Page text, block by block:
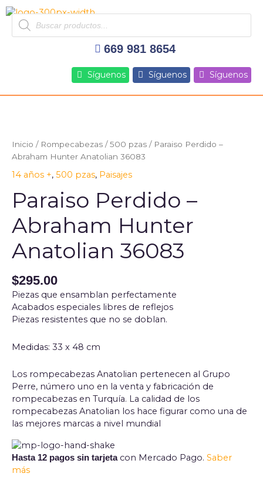
al
contenido
Products
search
669 981 8654
Síguenos Síguenos Síguenos
Inicio / Rompecabezas /500 pzas / Paraiso Perdido –
Abraham Hunter Anatolian 36083
14 años +, 500 pzas, Paisajes
Paraiso Perdido –
Abraham Hunter
Anatolian 36083
$295.00
Piezas que ensamblan perfectamente
Acabados especiales libres de reflejos
Piezas resistentes que no se doblan.
Medidas: 33 x 48 cm
Los rompecabezas Anatolian pertenecen al Grupo
Perre, número uno en la venta y fabricación de
rompecabezas en Turquía. La calidad de los
rompecabezas Anatolian los hace figurar como una de
las mejores marcas a nivel mundial
Hasta 12 pagos sin tarjetacon Mercado Pago. Saber
más
Abraham
Anatolian
cantidad